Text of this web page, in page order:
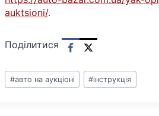
auktsioni/.
Поділитися
Позначки
запису:
#авто на аукціоні #інструкція